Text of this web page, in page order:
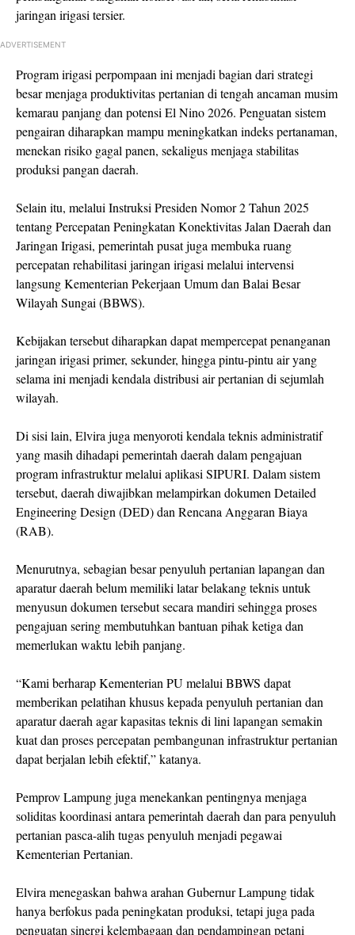
jaringan irigasi tersier.
ADVERTISEMENT
Program irigasi perpompaan ini menjadi bagian dari strategi
besar menjaga produktivitas pertanian di tengah ancaman musim
kemarau panjang dan potensi El Nino 2026. Penguatan sistem
pengairan diharapkan mampu meningkatkan indeks pertanaman,
menekan risiko gagal panen, sekaligus menjaga stabilitas
produksi pangan daerah.
Selain itu, melalui Instruksi Presiden Nomor 2 Tahun 2025
tentang Percepatan Peningkatan Konektivitas Jalan Daerah dan
Jaringan Irigasi, pemerintah pusat juga membuka ruang
percepatan rehabilitasi jaringan irigasi melalui intervensi
langsung Kementerian Pekerjaan Umum dan Balai Besar
Wilayah Sungai (BBWS).
Kebijakan tersebut diharapkan dapat mempercepat penanganan
jaringan irigasi primer, sekunder, hingga pintu-pintu air yang
selama ini menjadi kendala distribusi air pertanian di sejumlah
wilayah.
Di sisi lain, Elvira juga menyoroti kendala teknis administratif
yang masih dihadapi pemerintah daerah dalam pengajuan
program infrastruktur melalui aplikasi SIPURI. Dalam sistem
tersebut, daerah diwajibkan melampirkan dokumen Detailed
Engineering Design (DED) dan Rencana Anggaran Biaya
(RAB).
Menurutnya, sebagian besar penyuluh pertanian lapangan dan
aparatur daerah belum memiliki latar belakang teknis untuk
menyusun dokumen tersebut secara mandiri sehingga proses
pengajuan sering membutuhkan bantuan pihak ketiga dan
memerlukan waktu lebih panjang.
“Kami berharap Kementerian PU melalui BBWS dapat
memberikan pelatihan khusus kepada penyuluh pertanian dan
aparatur daerah agar kapasitas teknis di lini lapangan semakin
kuat dan proses percepatan pembangunan infrastruktur pertanian
dapat berjalan lebih efektif,” katanya.
Pemprov Lampung juga menekankan pentingnya menjaga
soliditas koordinasi antara pemerintah daerah dan para penyuluh
pertanian pasca-alih tugas penyuluh menjadi pegawai
Kementerian Pertanian.
Elvira menegaskan bahwa arahan Gubernur Lampung tidak
hanya berfokus pada peningkatan produksi, tetapi juga pada
penguatan sinergi kelembagaan dan pendampingan petani